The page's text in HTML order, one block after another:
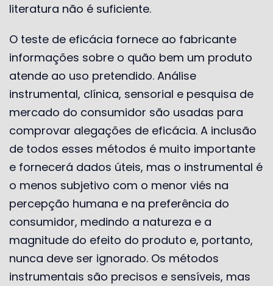
literatura não é suficiente.
O teste de eficácia fornece ao fabricante
informações sobre o quão bem um produto
atende ao uso pretendido. Análise
instrumental, clínica, sensorial e pesquisa de
mercado do consumidor são usadas para
comprovar alegações de eficácia. A inclusão
de todos esses métodos é muito importante
e fornecerá dados úteis, mas o instrumental é
o menos subjetivo com o menor viés na
percepção humana e na preferência do
consumidor, medindo a natureza e a
magnitude do efeito do produto e, portanto,
nunca deve ser ignorado. Os métodos
instrumentais são precisos e sensíveis, mas